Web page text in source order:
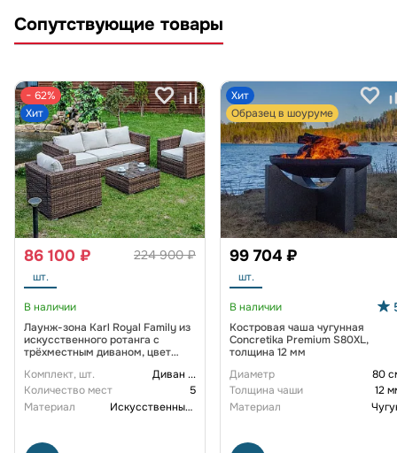
Сопутствующие товары
− 62%
Хит
224 900 ₽
86 100 ₽
шт.
В наличии
Лаунж-зона Karl Royal Family из
искусственного ротанга с
трёхместным диваном, цвет
Комплект, шт. Диван ...
Количество мест
5
Материал
Искусственный ротанг
Хит
Образец в шоуруме
99 704 ₽
шт.
В наличии
Костровая чаша чугунная
Concretika Premium S80XL,
толщина 12 мм
Диаметр
80
Толщина чаши
12
Материал